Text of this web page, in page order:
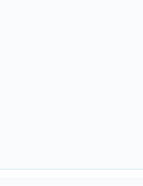
terug bij Radio Veronica